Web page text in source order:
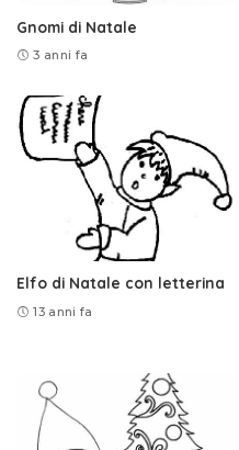
Gnomi di Natale
3 anni fa
Elfo di Natale con letterina
13 anni fa